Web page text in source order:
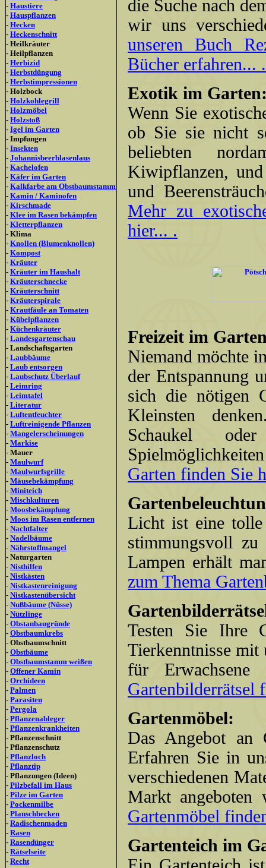
- Haustiere
- Hauspflanzen
- Hecken
- Heckenschnitt
- Heilkräuter
- Heilpflanzen
- Herbizid
- Herbstdüngung
- Herbstimpressionen
- Holzbock
- Holzkohlegrill
- Holzmöbel
- Holzstoß
- Igel im Garten
- Impfungen
- Insekten
- Johannisbeerblasenlaus
- Kachelofen
- Käfer im Garten
- Kalkfarbe am Obstbaumstamm
- Kamin / Kaminofen
- Kirschmade
- Klee im Rasen bekämpfen
- Kletterpflanzen
- Klima
- Knollen (Blumenknollen)
- Kompost
- Kräuter
- Kräuter im Haushalt
- Kräuterschnecke
- Kräuterschnitt
- Kräuterspirale
- Krautfäule an Tomaten
- Kübelpflanzen
- Küchenkräuter
- Landesgartenschau
- Landschaftsgarten
- Laubbäume
- Laub entsorgen
- Laubschutz Überlauf
- Leimring
- Leimtafel
- Literatur
- Luftentfeuchter
- Luftreinigende Pflanzen
- Mangelerscheinungen
- Markise
- Mauer
- Maulwurf
- Maulwurfsgrille
- Mäusebekämpfung
- Miniteich
- Mischkulturen
- Moosbekämpfung
- Moos im Rasen entfernen
- Nachtfalter
- Nadelbäume
- Nährstoffmangel
- Naturgarten
- Nisthilfen
- Nistkästen
- Nistkastenreinigung
- Nistkastenübersicht
- Nußbäume (Nüsse)
- Nützlinge
- Obstanbaugründe
- Obstbaumkrebs
- Obstbaumschnitt
- Obstbäume
- Obstbaumstamm weißen
- Offener Kamin
- Orchideen
- Palmen
- Parasiten
- Pergola
- Pflanzenableger
- Pflanzenkrankheiten
- Pflanzenschnitt
- Pflanzenschutz
- Pflanzloch
- Pflanztip
- Pflanzungen (Ideen)
- Pilzbefall im Haus
- Pilze im Garten
- Pockenmilbe
- Planschbecken
- Radischenmaden
- Rasen
- Rasendünger
- Rätselseite
- Recht
die Suche nach
wir uns
unseren Buch
Bücher erfahren... .
Exotik im
Wenn Sie
ob Sie sie nicht
beliebten
Kiwipflanzen,
und
Mehr zu
hier... .
Freizeit im
Niemand möchte
der Entspannung
sich die nötigen
Kleinsten
Schaukel
Garten finden Sie
Licht ist eine
stimmungsvoll
Lampen erhält
zum Thema
Testen Sie Ihre
Tierkenntnisse mit
für
Gartenbilderrätsel
Gartenmöbel:
Das Angebot an
Erfahren Sie in
verschiedenen
Markt angeboten
Gartenmöbel
Gartenteich im